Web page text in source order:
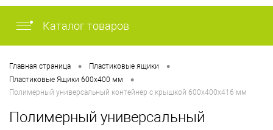
Каталог товаров
Главная страница • Пластиковые ящики •
Пластиковые Ящики 600х400 мм •
Полимерный универсальный контейнер с крышкой 600х400х416 мм
Полимерный универсальный